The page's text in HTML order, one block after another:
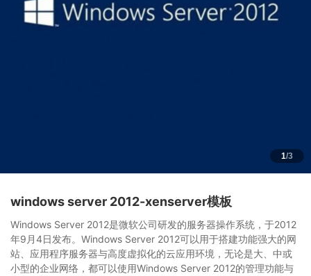
1/3
windows server 2012-xenserver模板
Windows Server 2012是微软公司研发的服务器操作系统，于2012
年9月4日发布。Windows Server 2012可以用于搭建功能强大的网
站、应用程序服务器与高度虚拟化的云应用环境，无论是大、中或
小型的企业网络，都可以使用Windows Server 2012的管理功能与